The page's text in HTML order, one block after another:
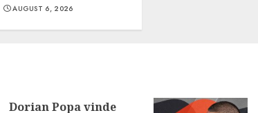
AUGUST 6, 2026
Dorian Popa vinde